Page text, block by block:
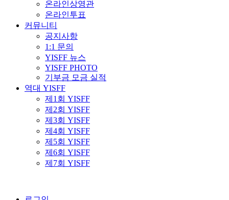
온라인상영관
온라인투표
커뮤니티
공지사항
1:1 문의
YISFF 뉴스
YISFF PHOTO
기부금 모금 실적
역대 YISFF
제1회 YISFF
제2회 YISFF
제3회 YISFF
제4회 YISFF
제5회 YISFF
제6회 YISFF
제7회 YISFF